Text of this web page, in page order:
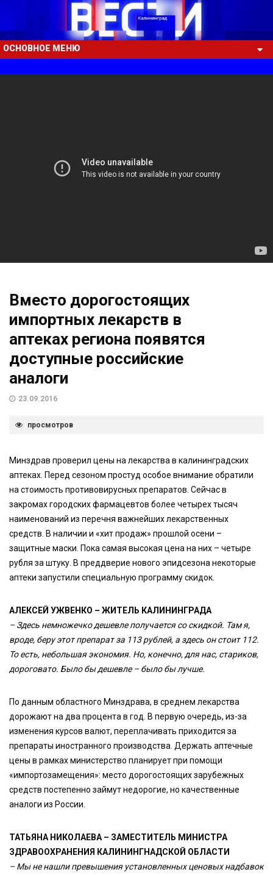
ОСНОВНОЕ МЕНЮ
Вместо дорогостоящих
импортных лекарств в
аптеках региона появятся
доступные российские
аналоги
23.09.2016
просмотров
Минздрав проверил цены на лекарства в калининградских
аптеках. Перед сезоном простуд особое внимание обратили
на стоимость противовирусных препаратов. Сейчас в
закромах городских фармацевтов более четырех тысяч
наименований из перечня важнейших лекарственных
средств. В наличии и «хит продаж» прошлой осени –
защитные маски. Пока самая высокая цена на них – четыре
рубля за штуку. В преддверие нового эпидсезона некоторые
аптеки запустили специальную программу скидок.
АЛЕКСЕЙ УЖВЕНКО – ЖИТЕЛЬ КАЛИНИНГРАДА
– Здесь немножечко дешевле получается со скидкой. Там я,
вроде, беру этот препарат за 113 рублей, а здесь он стоит 112.
То есть, небольшая экономия. Но, конечно, для нас, стариков,
дороговато. Было бы дешевле – было бы лучше.
По данным областного Минздрава, в среднем лекарства
дорожают на два процента в год. В первую очередь, из-за
изменения курсов валют, переплачивать приходится за
препараты иностранного производства. Держать аптечные
цены в рамках министерство планирует при помощи
«импортозамещения»: место дорогостоящих зарубежных
средств постепенно займут недорогие, но качественные
аналоги из России.
ТАТЬЯНА НИКОЛАЕВА – ЗАМЕСТИТЕЛЬ МИНИСТРА
ЗДРАВООХРАНЕНИЯ КАЛИНИНГНАДСКОЙ ОБЛАСТИ
– Мы не нашли превышения установленных ценовых надбавок